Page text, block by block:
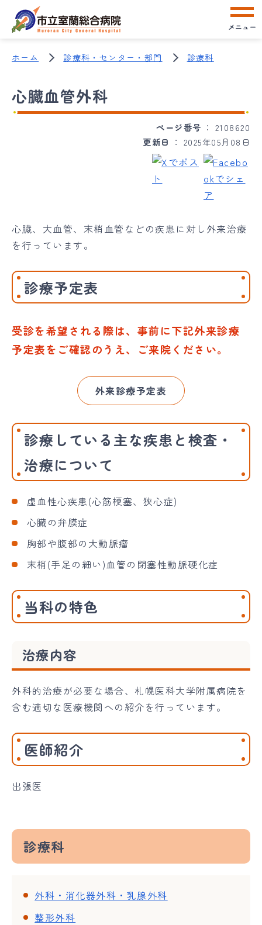
メニュー
ホーム 診療科・センター・部門 診療科
心臓血管外科
ページ番号
2108620
更新日
2025年05月08日
心臓、大血管、末梢血管などの疾患に対し外来治療
を行っています。
診療予定表
受診を希望される際は、事前に下記外来診療
予定表をご確認のうえ、ご来院ください。
外来診療予定表
診療している主な疾患と検査・
治療について
虚血性心疾患(心筋梗塞、狭心症)
心臓の弁膜症
胸部や腹部の大動脈瘤
末梢(手足の細い)血管の閉塞性動脈硬化症
当科の特色
治療内容
外科的治療が必要な場合、札幌医科大学附属病院を
含む適切な医療機関への紹介を行っています。
医師紹介
出張医
診療科
外科・消化器外科・乳腺外科
整形外科